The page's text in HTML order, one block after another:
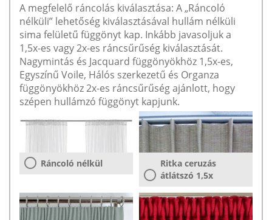
A megfelelő ráncolás kiválasztása: A „Ráncoló
nélküli” lehetőség kiválasztásával hullám nélküli
sima felületű függönyt kap. Inkább javasoljuk a
1,5x-es vagy 2x-es ráncsűrűség kiválasztását.
Nagymintás és Jacquard függönyökhöz 1,5x-es,
Egyszínű Voile, Hálós szerkezetű és Organza
függönyökhöz 2x-es ráncsűrűség ajánlott, hogy
szépen hullámzó függönyt kapjunk.
Ráncoló nélkül
Ritka ceruzás
átlátszó 1,5x